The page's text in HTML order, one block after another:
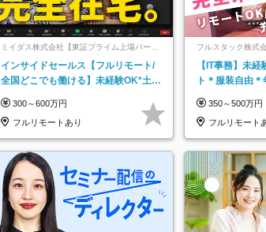
ミイダス株式会社【東証プライム上場パーソ
インサイドセールス【フルリモート/
全国どこでも働ける】未経験OK*土日
300～600万円
フルリモートあり
フルスタック株式
【IT事務】未
ト＊服装自由
350～500万円
フルリモート